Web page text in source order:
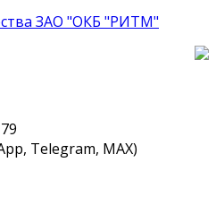
ЗАО "ОКБ "РИТМ"
Telegram, MAX)